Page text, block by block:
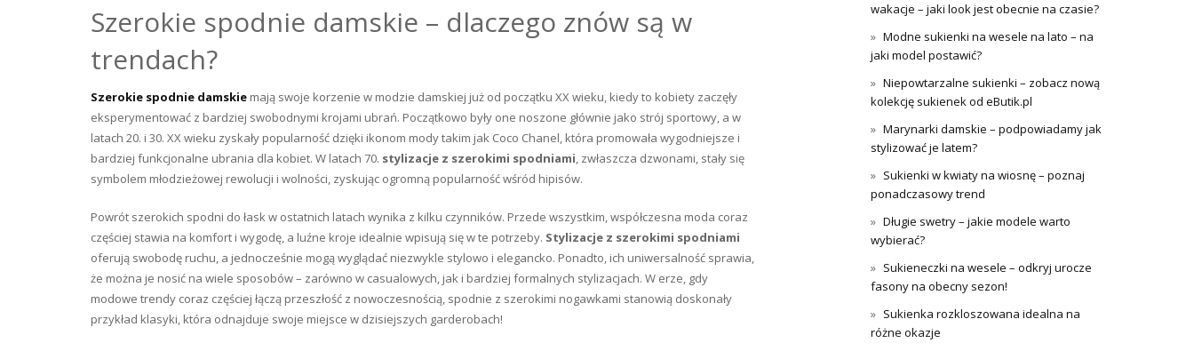
Szerokie spodnie damskie – dlaczego znów są w
trendach?
Szerokie spodnie damskie mają swoje korzenie w modzie damskiej już od początku XX wieku, kiedy to kobiety zaczęły
eksperymentować z bardziej swobodnymi krojami ubrań. Początkowo były one noszone głównie jako strój sportowy, a w
latach 20. i 30. XX wieku zyskały popularność dzięki ikonom mody takim jak Coco Chanel, która promowała wygodniejsze i
bardziej funkcjonalne ubrania dla kobiet. W latach 70. stylizacje z szerokimi spodniami, zwłaszcza dzwonami, stały się
symbolem młodzieżowej rewolucji i wolności, zyskując ogromną popularność wśród hipisów.
Powrót szerokich spodni do łask w ostatnich latach wynika z kilku czynników. Przede wszystkim, współczesna moda coraz
częściej stawia na komfort i wygodę, a luźne kroje idealnie wpisują się w te potrzeby. Stylizacje z szerokimi spodniami
oferują swobodę ruchu, a jednocześnie mogą wyglądać niezwykle stylowo i elegancko. Ponadto, ich uniwersalność sprawia,
że można je nosić na wiele sposobów – zarówno w casualowych, jak i bardziej formalnych stylizacjach. W erze, gdy
modowe trendy coraz częściej łączą przeszłość z nowoczesnością, spodnie z szerokimi nogawkami stanowią doskonały
przykład klasyki, która odnajduje swoje miejsce w dzisiejszych garderobach!
wakacje – jaki look jest obecnie na czasie?
Modne sukienki na wesele na lato – na
jaki model postawić?
Niepowtarzalne sukienki – zobacz nową
kolekcję sukienek od eButik.pl
Marynarki damskie – podpowiadamy jak
stylizować je latem?
Sukienki w kwiaty na wiosnę – poznaj
ponadczasowy trend
Długie swetry – jakie modele warto
wybierać?
Sukieneczki na wesele – odkryj urocze
fasony na obecny sezon!
Sukienka rozkloszowana idealna na
różne okazje